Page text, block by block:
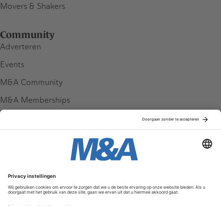
Movers & Shakers
Community
Adverteren
Events
M&A Community
M&A Memberships
Service & Contact
Contact